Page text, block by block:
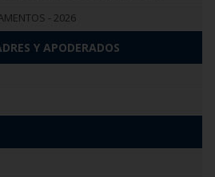
- 2026
Y APODERADOS